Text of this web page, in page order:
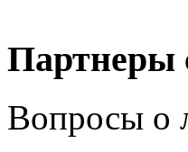
Партнеры
Вопросы о